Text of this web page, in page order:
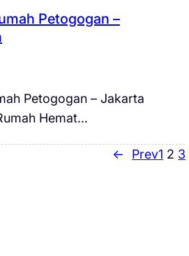
Petogogan –
Petogogan – Jakarta
Hemat…
← Prev1 2 3